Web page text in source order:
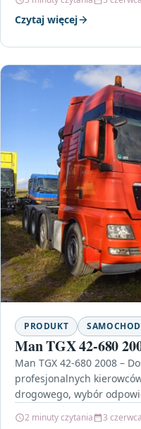
Czytaj więcej
PRODUKT
Man TGX 42-680
Man TGX 42-680 2008 –
profesjonalnych
drogowego, wybór
2 minuty czytania 3